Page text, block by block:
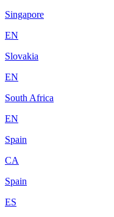
Singapore
EN
Slovakia
EN
South Africa
EN
Spain
CA
Spain
ES